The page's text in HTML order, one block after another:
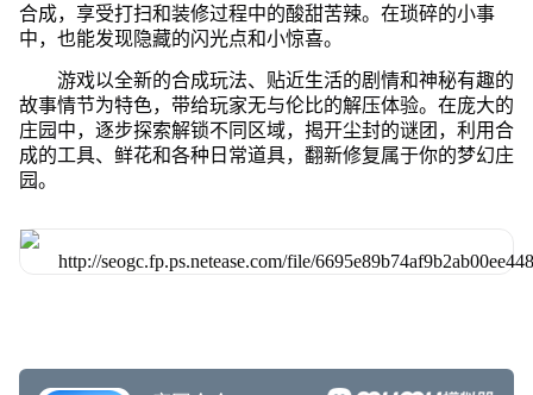
合成，享受打扫和装修过程中的酸甜苦辣。在琐碎的小事
中，也能发现隐藏的闪光点和小惊喜。
游戏以全新的合成玩法、贴近生活的剧情和神秘有趣的
故事情节为特色，带给玩家无与伦比的解压体验。在庞大的
庄园中，逐步探索解锁不同区域，揭开尘封的谜团，利用合
成的工具、鲜花和各种日常道具，翻新修复属于你的梦幻庄
园。